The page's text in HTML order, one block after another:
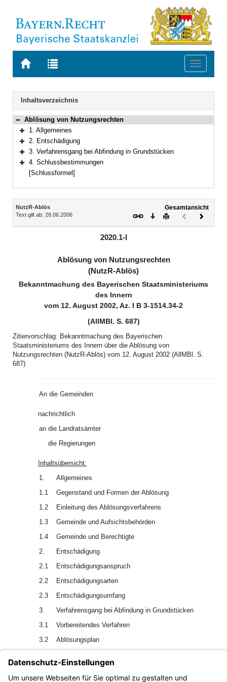
Zur
BAYERN.RECHT
Zur
letzten
Suche
Toggle
Navigation
Inhaltsverzeichnis
Bereich reduzieren
Ablösung von Nutzungsrechten
Bereich erweitern
1. Allgemeines
Bereich erweitern
2. Entschädigung
Bereich erweitern
3. Verfahrensgang bei Abfindung in Grundstücken
Bereich erweitern
4. Schlussbestimmungen
[Schlussformel]
Inhalt
NutzR-Ablös
Text gilt ab: 28.06.2006
Gesamtansicht
Download
DruckenVorheriges
2020.1-I
Ablösung von Nutzungsrechten
(NutzR-Ablös)
Bekanntmachung des Bayerischen Staatsministeriums
des Innern
vom 12. August 2002, Az. I B 3-1514.34-2
(AllMBl. S. 687)
Zitiervorschlag: Bekanntmachung des Bayerischen
Staatsministeriums des Innern über die Ablösung von
Nutzungsrechten (NutzR-Ablös) vom 12. August 2002 (AllMBl. S.
687)
An die Gemeinden
nachrichtlich
an die Landratsämter
die Regierungen
Inhaltsübersicht:
1.
Allgemeines
1.1
Gegenstand und Formen der Ablösung
1.2
Einleitung des Ablösungsverfahrens
1.3
Gemeinde und Aufsichtsbehörden
1.4
Gemeinde und Berechtigte
2.
Entschädigung
2.1
Entschädigungsanspruch
2.2
Entschädigungsarten
2.3
Entschädigungsumfang
3.
Verfahrensgang bei Abfindung in Grundstücken
3.1
Vorbereitendes Verfahren
3.2
Ablösungsplan
Ablösungsbeschluss